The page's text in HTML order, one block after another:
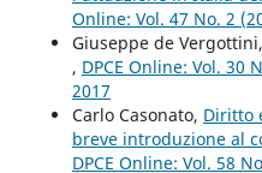
Online: Vol. 47 No. 2
Giuseppe de Vergottini,
, DPCE Online: Vol. 30
2017
Carlo Casonato, Diritto
breve introduzione al
DPCE Online: Vol. 58